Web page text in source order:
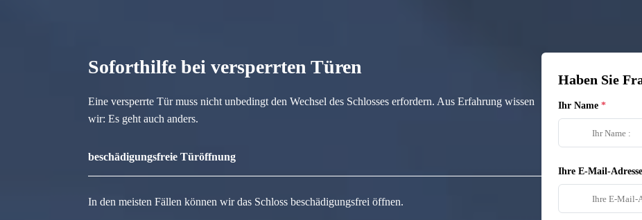
Soforthilfe bei versperrten Türen
Eine versperrte Tür muss nicht unbedingt den Wechsel des Schlosses erfordern. Aus Erfahrung wissen
wir: Es geht auch anders.
beschädigungsfreie Türöffnung
In den meisten Fällen können wir das Schloss beschädigungsfrei öffnen.
Haben Sie
Ihr Name
Ihre E-Mail-Adresse